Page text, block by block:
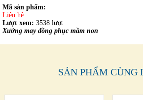
Mã sản phẩm:
Liên hệ
Lượt xem: 3538 lượt
Xưởng may đồng phục mầm non
SẢN PHẨM CÙNG